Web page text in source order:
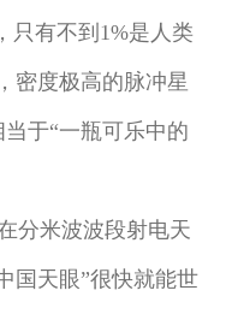
只有不到1%是人类
密度极高的脉冲星
于“一瓶可乐中的
分米波波段射电天
国天眼”很快就能世